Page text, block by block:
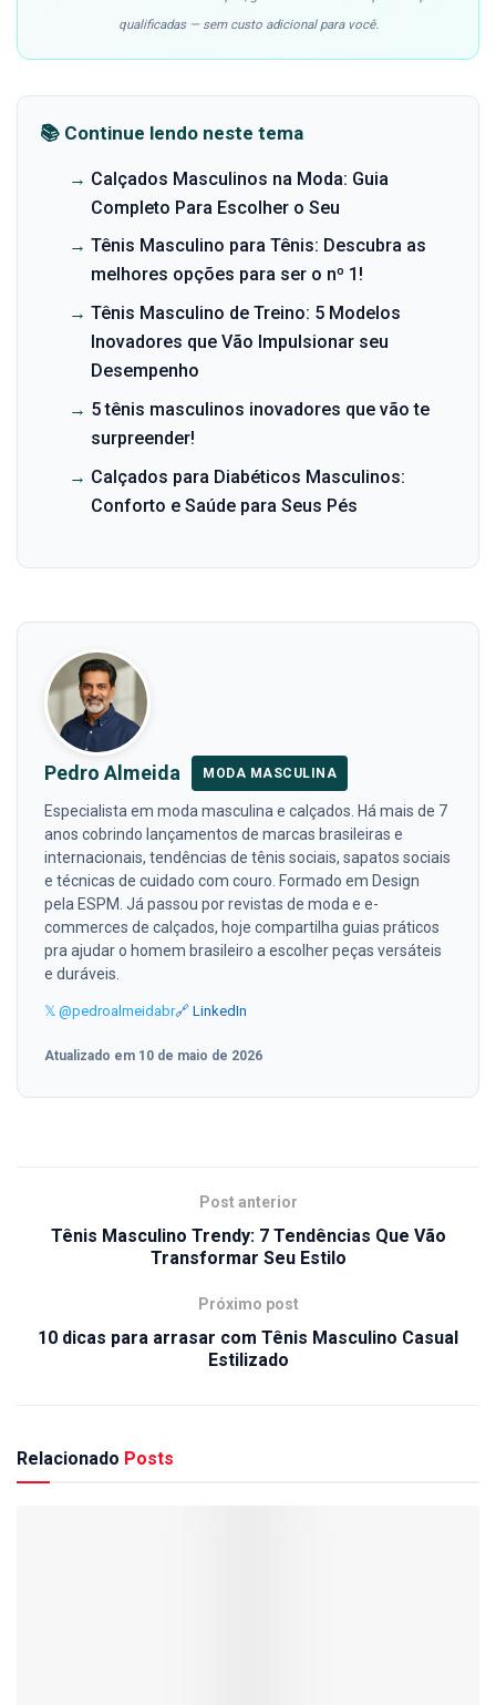
qualificadas — sem custo adicional para você.
📚 Continue lendo neste tema
→ Calçados Masculinos na Moda: Guia
Completo Para Escolher o Seu
→ Tênis Masculino para Tênis: Descubra as
melhores opções para ser o nº 1!
→ Tênis Masculino de Treino: 5 Modelos
Inovadores que Vão Impulsionar seu
Desempenho
→ 5 tênis masculinos inovadores que vão te
surpreender!
→ Calçados para Diabéticos Masculinos:
Conforto e Saúde para Seus Pés
Pedro Almeida MODA MASCULINA
Especialista em moda masculina e calçados. Há mais de 7
anos cobrindo lançamentos de marcas brasileiras e
internacionais, tendências de tênis sociais, sapatos sociais
e técnicas de cuidado com couro. Formado em Design
pela ESPM. Já passou por revistas de moda e e-
commerces de calçados, hoje compartilha guias práticos
pra ajudar o homem brasileiro a escolher peças versáteis
e duráveis.
𝕏 @pedroalmeidabr🔗 LinkedIn
Atualizado em 10 de maio de 2026
Post anterior
Tênis Masculino Trendy: 7 Tendências Que Vão
Transformar Seu Estilo
Próximo post
10 dicas para arrasar com Tênis Masculino Casual
Estilizado
Relacionado Posts